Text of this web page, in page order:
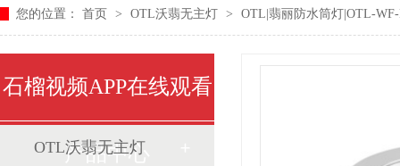
您的位置： 首页 > OTL沃翡无主灯 > OTL|翡丽防水筒灯|OTL-WF-
石榴视频APP在线观看
产品中心
OTL沃翡无主灯